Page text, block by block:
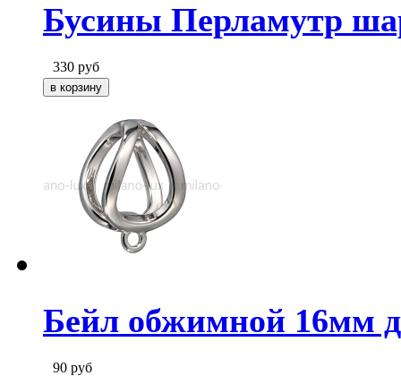
Бусины Перламутр
330 руб
Бейл обжимной 16мм
90 руб